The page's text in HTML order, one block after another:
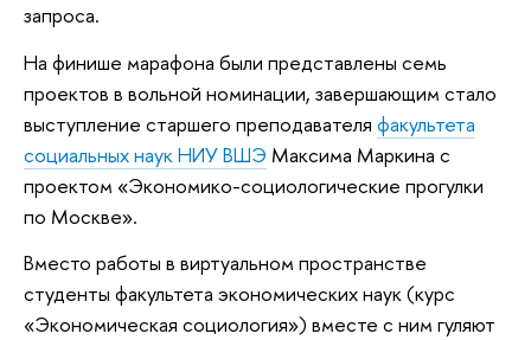
запроса.
На финише марафона были представлены семь
проектов в вольной номинации, завершающим стало
выступление старшего преподавателя факультета
социальных наук НИУ ВШЭ Максима Маркина с
проектом «Экономико-социологические прогулки
по Москве».
Вместо работы в виртуальном пространстве
студенты факультета экономических наук (курс
«Экономическая социология») вместе с ним гуляют